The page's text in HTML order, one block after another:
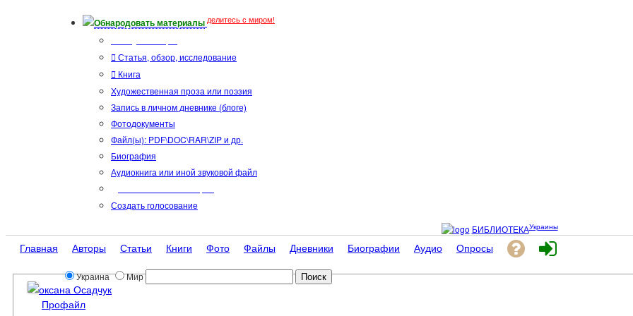
Обнародовать материалы делитесь с миром!
Статья, обзор, исследование
Книга
Художественная проза или поэзия
Запись в личном дневнике (блоге)
Фотодокументы
Файл(ы): PDF\DOC\RAR\ZIP и др.
Биография
Аудиокнига или иной звуковой файл
Создать голосование
Украина Мир
БИБЛИОТЕКАУкраины
Главная Авторы Статьи Книги Фото Файлы Дневники Биографии Аудио Опросы
оксана Осадчук
Профайл